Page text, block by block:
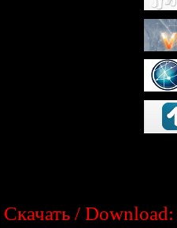
Скачать / Download: